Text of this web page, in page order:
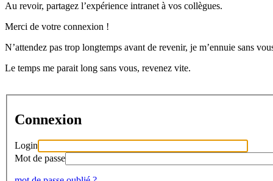
Au revoir, partagez l’expérience intranet à vos collègues.
Merci de votre connexion !
N’attendez pas trop longtemps avant de revenir, je m’ennuie sans
Le temps me parait long sans vous, revenez vite.
Connexion
Login
Mot de passe